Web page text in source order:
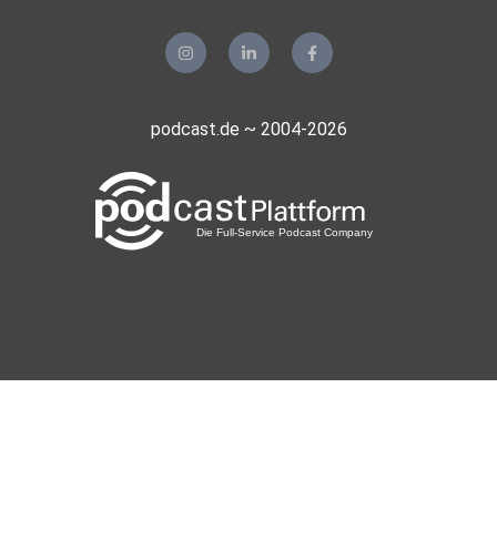
podcast.de ~ 2004-2026